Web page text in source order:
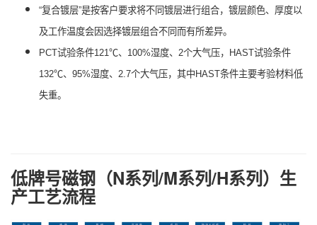
“复合镀层”是按客户要求将不同镀层进行组合，镀层颜色、厚度以
及工作温度会因选择镀层组合不同而有所差异。
PCT试验条件121℃、100%湿度、2个大气压，HAST试验条件
132℃、95%湿度、2.7个大气压，其中HAST条件主要考验材料低
失重。
低牌号磁钢（N系列/M系列/H系列）生
产工艺流程